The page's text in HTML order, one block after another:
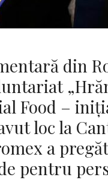
din
Food –
loc la
a
pentru